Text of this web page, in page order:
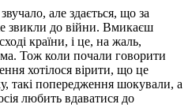
але здається, що за
звикли до війни. Вмикаєш
країни, і це, на жаль,
Тож коли почали говорити
хотілося вірити, що це
такі попередження шокували, а
любить вдаватися до